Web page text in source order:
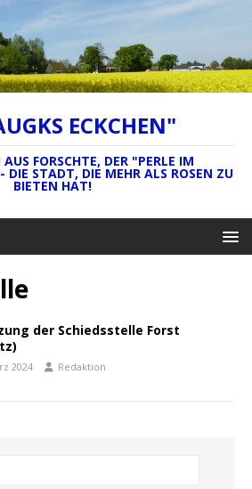
ECKCHEN"
FORSCHTE, DER "PERLE IM
DIE STADT, DIE MEHR ALS ROSEN ZU
BIETEN HAT!
der Schiedsstelle Forst
2024 Redaktion